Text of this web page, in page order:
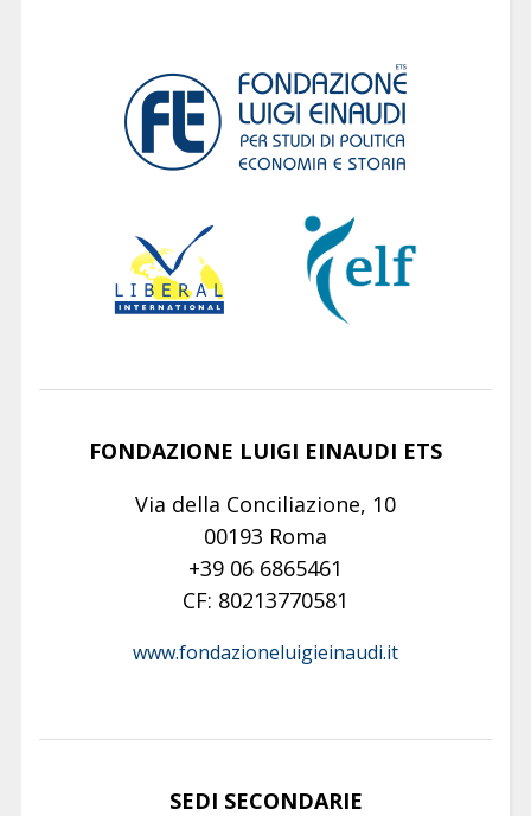
FONDAZIONE LUIGI EINAUDI ETS
Via della Conciliazione, 10
00193 Roma
+39 06 6865461
CF: 80213770581
www.fondazioneluigieinaudi.it
SEDI SECONDARIE